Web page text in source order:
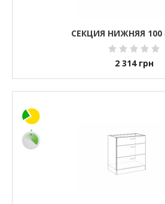
СЕКЦИЯ НИЖНЯЯ
2 314 грн